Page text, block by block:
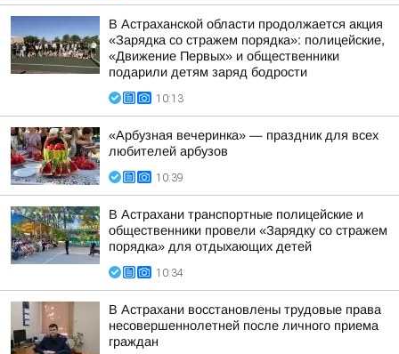
В Астраханской области продолжается акция
«Зарядка со стражем порядка»: полицейские,
«Движение Первых» и общественники
подарили детям заряд бодрости
10:13
«Арбузная вечеринка» — праздник для всех
любителей арбузов
10:39
В Астрахани транспортные полицейские и
общественники провели «Зарядку со стражем
порядка» для отдыхающих детей
10:34
В Астрахани восстановлены трудовые права
несовершеннолетней после личного приема
граждан